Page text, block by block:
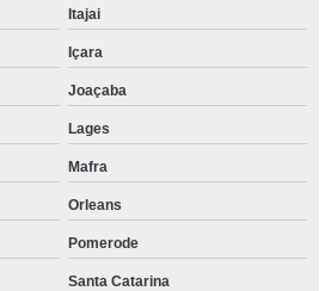
Itajai
Içara
Joaçaba
Lages
Mafra
Orleans
Pomerode
Santa Catarina